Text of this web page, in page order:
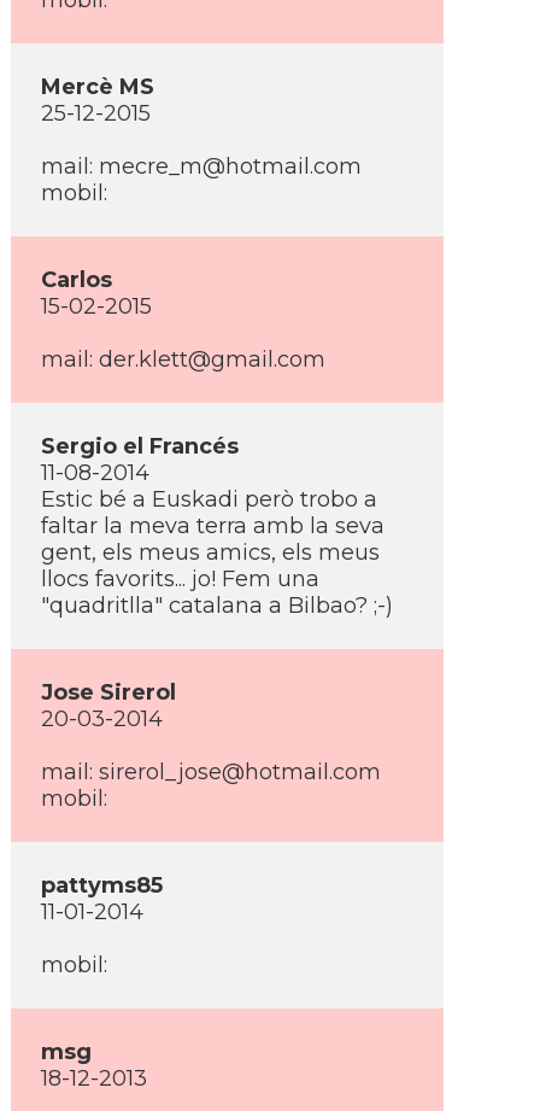
Mercè MS
25-12-2015
mail: mecre_m@hotmail.com
mobil:
Carlos
15-02-2015
mail: der.klett@gmail.com
Sergio el Francés
11-08-2014
Estic bé a Euskadi però trobo a
faltar la meva terra amb la seva
gent, els meus amics, els meus
llocs favorits... jo! Fem una
"quadritlla" catalana a Bilbao? ;-)
Jose Sirerol
20-03-2014
mail: sirerol_jose@hotmail.com
mobil:
pattyms85
11-01-2014
mobil:
msg
18-12-2013